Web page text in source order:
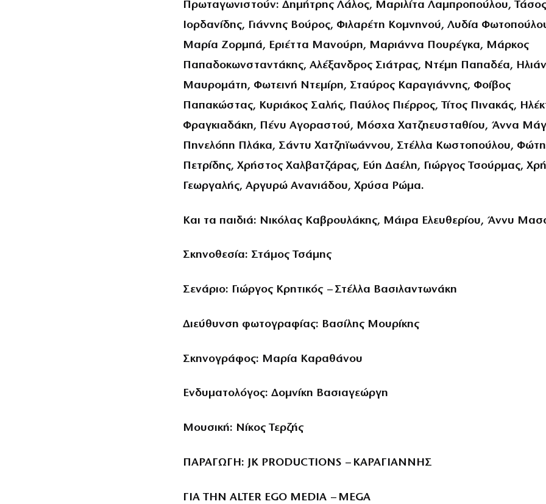
Πρωταγωνιστούν: Δημήτρης Λάλος, Μαριλίτα Λαμπροπούλου, Τάσος
Ιορδανίδης, Γιάννης Βούρος, Φιλαρέτη Κομνηνού, Λυδία
Μαρία Ζορμπά, Εριέττα Μανούρη, Μαριάννα Πουρέγκα, Μάρκος
Παπαδοκωνσταντάκης, Αλέξανδρος Σιάτρας, Ντέμη Παπαδέα,
Μαυρομάτη, Φωτεινή Ντεμίρη, Σταύρος Καραγιάννης, Φοίβος
Παπακώστας, Κυριάκος Σαλής, Παύλος Πιέρρος, Τίτος Πινακάς,
Φραγκιαδάκη, Πένυ Αγοραστού, Μόσχα Χατζηευσταθίου, Άννα
Πηνελόπη Πλάκα, Σάντυ Χατζηϊωάννου, Στέλλα Κωστοπούλου,
Πετρίδης, Χρήστος Χαλβατζάρας, Εύη Δαέλη, Γιώργος Τσούρμας,
Γεωργαλής, Αργυρώ Ανανιάδου, Χρύσα Ρώμα.
Και τα παιδιά: Νικόλας Καβρουλάκης, Μάιρα Ελευθερίου, Άννυ
Σκηνοθεσία: Στάμος Τσάμης
Σενάριο: Γιώργος Κρητικός – Στέλλα Βασιλαντωνάκη
Διεύθυνση φωτογραφίας: Βασίλης Μουρίκης
Σκηνογράφος: Μαρία Καραθάνου
Ενδυματολόγος: Δομνίκη Βασιαγεώργη
Μουσική: Νίκος Τερζής
ΠΑΡΑΓΩΓΗ : JK PRODUCTIONS – ΚΑΡΑΓΙΑΝΝΗΣ
ΓΙΑ ΤΗΝ ALTER EGO MEDIA – MEGA